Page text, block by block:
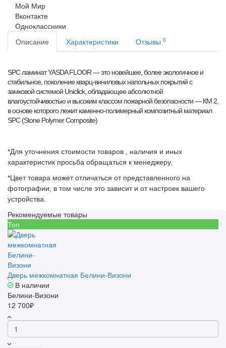
Мой Мир
Вконтакте
Одноклассники
Описание
Характеристики Отзывы 0
SPC ламинат YASDA FLOOR — это новейшее, более экологичное и
стабильное, поколение кварц-виниловых напольных покрытий с
замковой системой Uniclick, обладающее абсолютной
влагоустойчивостью и высоким классом пожарной безопасности — КМ 2,
в основе которого лежит каменно-полимерный композитный материал
SPC (Stone Polymer Composite)
*Для уточнения стоимости товаров , наличия и иных
характеристик просьба обращаться к менеджеру.
*Цвет товара может отличаться от представленного на
фотографии, в том числе это зависит и от настроек вашего
устройства.
Рекомендуемые товары
Топ
Дверь межкомнатная Белини-Визони
В наличии
Белини-Визони
12 700₽